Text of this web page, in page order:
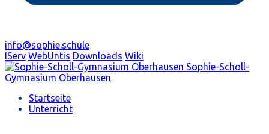
info@sophie.schule
IServ WebUntis Downloads Wiki
Sophie-Scholl-
Gymnasium Oberhausen
Startseite
Unterricht